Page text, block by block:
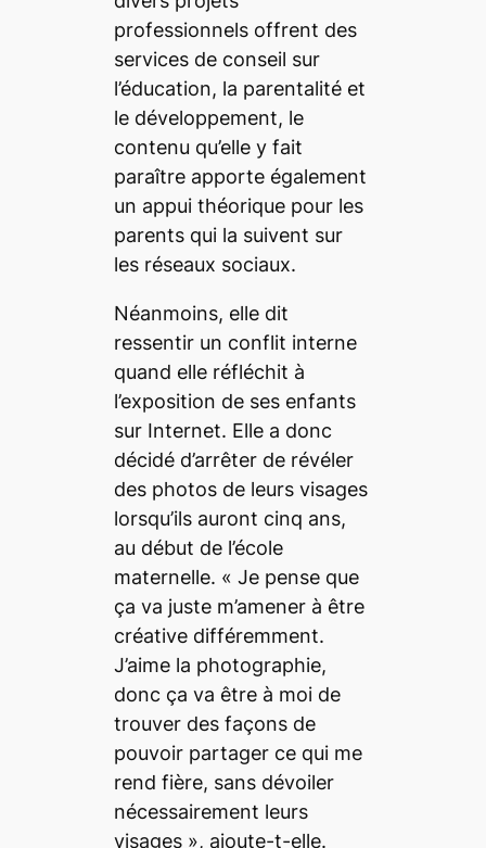
professionnels offrent des
services de conseil sur
l’éducation, la parentalité et
le développement, le
contenu qu’elle y fait
paraître apporte également
un appui théorique pour les
parents qui la suivent sur
les réseaux sociaux.
Néanmoins, elle dit
ressentir un conflit interne
quand elle réfléchit à
l’exposition de ses enfants
sur Internet. Elle a donc
décidé d’arrêter de révéler
des photos de leurs visages
lorsqu’ils auront cinq ans,
au début de l’école
maternelle. « Je pense que
ça va juste m’amener à être
créative différemment.
J’aime la photographie,
donc ça va être à moi de
trouver des façons de
pouvoir partager ce qui me
rend fière, sans dévoiler
nécessairement leurs
visages », ajoute-t-elle.